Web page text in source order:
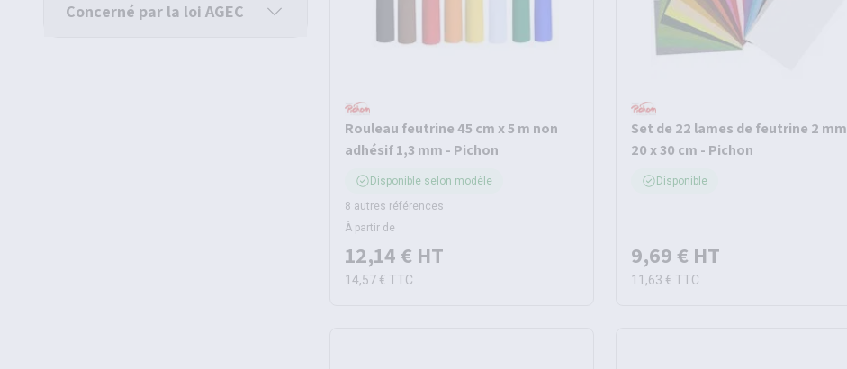
Concerné par la loi AGEC
Rouleau feutrine 45 cm x 5 m non
adhésif 1,3 mm - Pichon
Disponible selon modèle
8 autres références
À partir de
12,14 € HT
14,57 € TTC
Set de 22 lames de feutrine 2 mm
20 x 30 cm - Pichon
Disponible
9,69 € HT
11,63 € TTC